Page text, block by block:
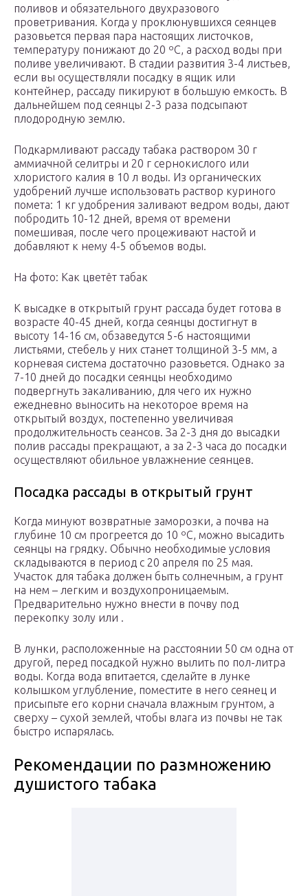
поливов и обязательного двухразового
проветривания. Когда у проклюнувшихся сеянцев
разовьется первая пара настоящих листочков,
температуру понижают до 20 ºC, а расход воды при
поливе увеличивают. В стадии развития 3-4 листьев,
если вы осуществляли посадку в ящик или
контейнер, рассаду пикируют в большую емкость. В
дальнейшем под сеянцы 2-3 раза подсыпают
плодородную землю.
Подкармливают рассаду табака раствором 30 г
аммиачной селитры и 20 г сернокислого или
хлористого калия в 10 л воды. Из органических
удобрений лучше использовать раствор куриного
помета: 1 кг удобрения заливают ведром воды, дают
побродить 10-12 дней, время от времени
помешивая, после чего процеживают настой и
добавляют к нему 4-5 объемов воды.
На фото: Как цветёт табак
К высадке в открытый грунт рассада будет готова в
возрасте 40-45 дней, когда сеянцы достигнут в
высоту 14-16 см, обзаведутся 5-6 настоящими
листьями, стебель у них станет толщиной 3-5 мм, а
корневая система достаточно разовьется. Однако за
7-10 дней до посадки сеянцы необходимо
подвергнуть закаливанию, для чего их нужно
ежедневно выносить на некоторое время на
открытый воздух, постепенно увеличивая
продолжительность сеансов. За 2-3 дня до высадки
полив рассады прекращают, а за 2-3 часа до посадки
осуществляют обильное увлажнение сеянцев.
Посадка рассады в открытый грунт
Когда минуют возвратные заморозки, а почва на
глубине 10 см прогреется до 10 ºC, можно высадить
сеянцы на грядку. Обычно необходимые условия
складываются в период с 20 апреля по 25 мая.
Участок для табака должен быть солнечным, а грунт
на нем – легким и воздухопроницаемым.
Предварительно нужно внести в почву под
перекопку золу или .
В лунки, расположенные на расстоянии 50 см одна от
другой, перед посадкой нужно вылить по пол-литра
воды. Когда вода впитается, сделайте в лунке
колышком углубление, поместите в него сеянец и
присыпьте его корни сначала влажным грунтом, а
сверху – сухой землей, чтобы влага из почвы не так
быстро испарялась.
Рекомендации по размножению
душистого табака